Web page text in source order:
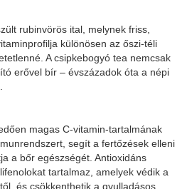
rubinvörös ital, melynek friss,
különösen az őszi-téli
A csipkebogyó tea nemcsak
erővel bír – évszázadok óta a népi
magas C-vitamin-tartalmának
segít a fertőzések elleni
a bőr egészségét. Antioxidáns
tartalmaz, amelyek védik a
és csökkenthetik a gyulladásos